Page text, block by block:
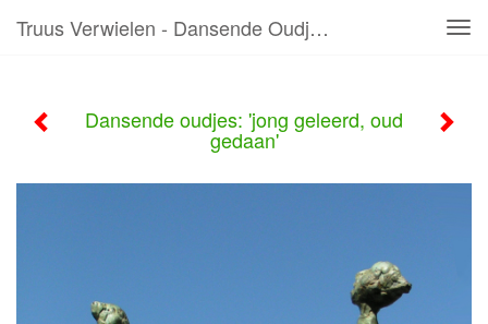
Truus Verwielen - Dansende Oudjes: 'jong Geleerd, Oud Gedaan'
Dansende oudjes: 'jong geleerd, oud
gedaan'